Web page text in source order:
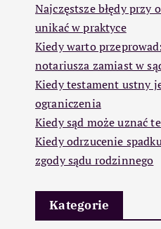
Najczęstsze błędy przy
unikać w praktyce
Kiedy warto
notariusza zamiast w
Kiedy testament ustny
ograniczenia
Kiedy sąd może uznać
Kiedy odrzucenie
zgody sądu rodzinnego
Kategorie